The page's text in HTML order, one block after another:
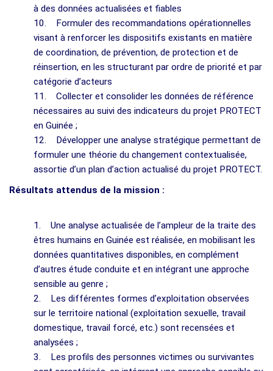
à des données actualisées et fiables
10. Formuler des recommandations opérationnelles
visant à renforcer les dispositifs existants en matière
de coordination, de prévention, de protection et de
réinsertion, en les structurant par ordre de priorité et par
catégorie d’acteurs
11. Collecter et consolider les données de référence
nécessaires au suivi des indicateurs du projet PROTECT
en Guinée ;
12. Développer une analyse stratégique permettant de
formuler une théorie du changement contextualisée,
assortie d’un plan d’action actualisé du projet PROTECT.
Résultats attendus de la mission :
1. Une analyse actualisée de l’ampleur de la traite des
êtres humains en Guinée est réalisée, en mobilisant les
données quantitatives disponibles, en complément
d’autres étude conduite et en intégrant une approche
sensible au genre ;
2. Les différentes formes d’exploitation observées
sur le territoire national (exploitation sexuelle, travail
domestique, travail forcé, etc.) sont recensées et
analysées ;
3. Les profils des personnes victimes ou survivantes